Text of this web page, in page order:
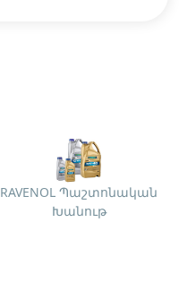
RAVENOL Պաշտոնական
Խանութ